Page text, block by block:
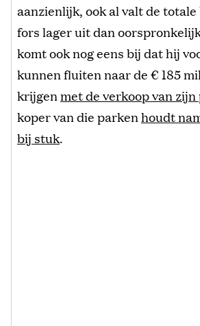
aanzienlijk, ook al valt de
fors lager uit dan
komt ook nog eens bij dat hij
kunnen fluiten naar de € 185
krijgenmet de verkoop van
koper van die parkenhoudt
bij stuk.